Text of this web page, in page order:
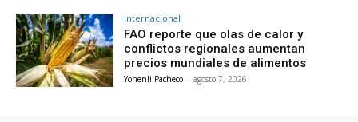
Internacional
FAO reporte que olas de calor y
conflictos regionales aumentan
precios mundiales de alimentos
Yohenli Pacheco - agosto 7, 2026